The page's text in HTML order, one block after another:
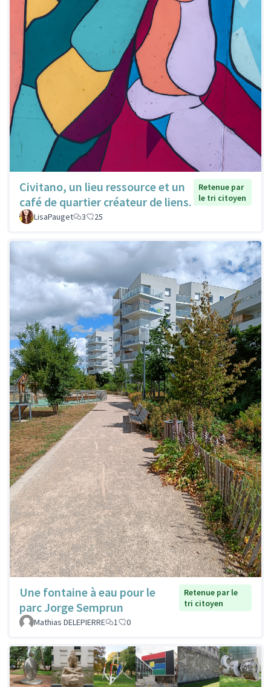
Civitano, un lieu ressource et un
café de quartier créateur de liens.
Retenue par
le tri citoyen
LisaPauget
3 25
Une fontaine à eau pour le
parc Jorge Semprun
Retenue par le
tri citoyen
Mathias DELEPIERRE
1 0